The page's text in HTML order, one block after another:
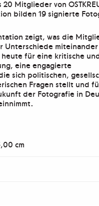
Mitglieder von
bilden 19 signierte
zeigt, was die
Unterschiede
heute für eine kritische
eine engagierte
sich politischen,
Fragen stellt und
der Fotografie in
cm